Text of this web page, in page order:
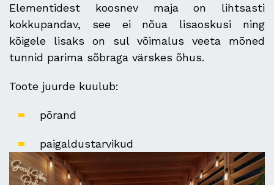
Elementidest koosnev maja on lihtsasti
kokkupandav, see ei nõua lisaoskusi ning
kõigele lisaks on sul võimalus veeta mõned
tunnid parima sõbraga värskes õhus.
Toote juurde kuulub:
põrand
paigaldustarvikud